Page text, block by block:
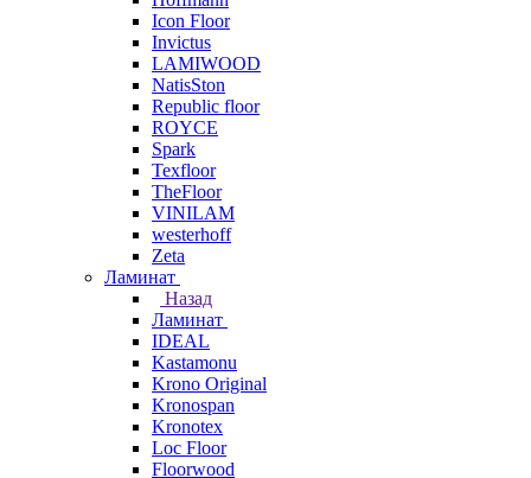
Icon Floor
Invictus
LAMIWOOD
NatisSton
Republic floor
ROYCE
Spark
Texfloor
TheFloor
VINILAM
westerhoff
Zeta
Ламинат
Назад
Ламинат
IDEAL
Kastamonu
Krono Original
Kronospan
Kronotex
Loc Floor
Floorwood